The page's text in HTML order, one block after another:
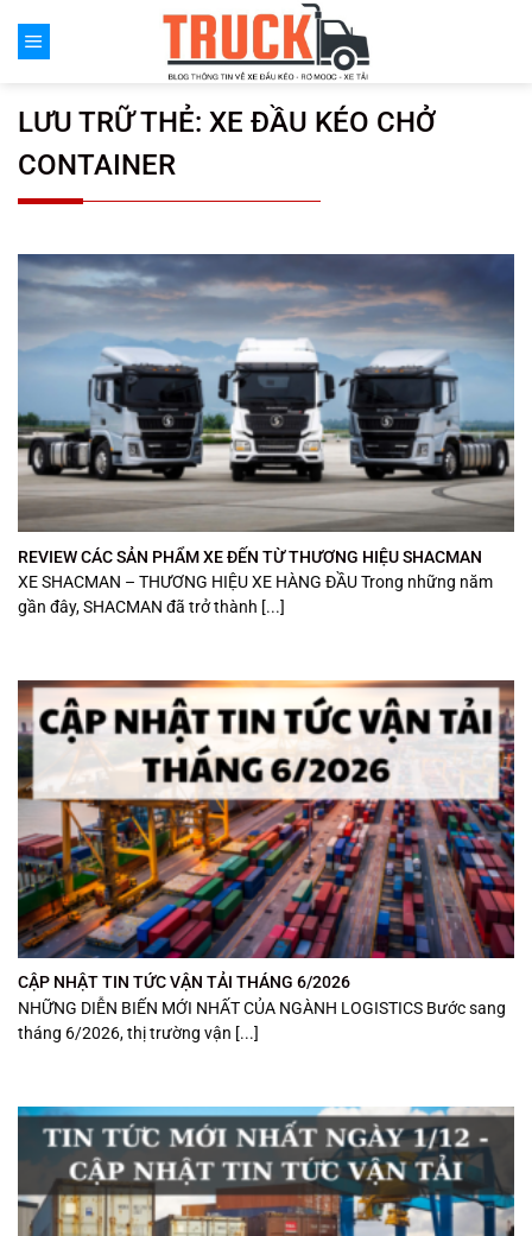
đến
LƯU TRỮ THẺ: XE ĐẦU KÉO CHỞ
CONTAINER
REVIEW CÁC SẢN PHẨM XE ĐẾN TỪ THƯƠNG HIỆU SHACMAN
XE SHACMAN – THƯƠNG HIỆU XE HÀNG ĐẦU Trong những năm
gần đây, SHACMAN đã trở thành [...]
CẬP NHẬT TIN TỨC VẬN TẢI THÁNG 6/2026
NHỮNG DIỄN BIẾN MỚI NHẤT CỦA NGÀNH LOGISTICS Bước sang
tháng 6/2026, thị trường vận [...]